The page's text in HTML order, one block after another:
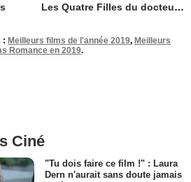
Les Quatre Filles du docteur March
: Meilleurs films de l'année 2019, Meilleurs
Romance en 2019.
Ciné
"Tu dois faire ce film !" : Laura
Dern n'aurait sans doute jamais